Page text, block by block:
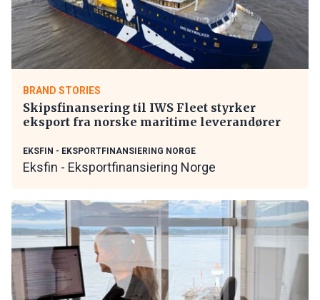
BRAND STORIES
Skipsfinansering til IWS Fleet styrker
eksport fra norske maritime leverandører
EKSFIN - EKSPORTFINANSIERING NORGE
Eksfin - Eksportfinansiering Norge